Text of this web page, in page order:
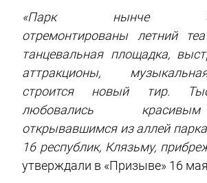
«Парк нынче
отремонтированы летний
танцевальная площадка,
аттракционы,
строится новый тир.
любовались
открывавшимся из аллей
16 республик, Клязьму,
утверждали в «Призыве» 16